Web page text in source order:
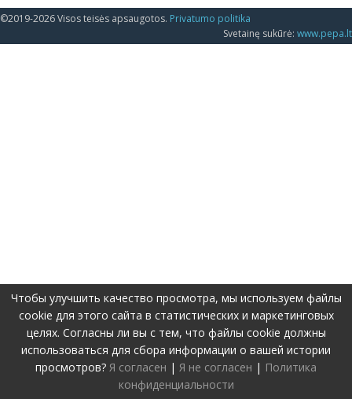
©2019-2026 Visos teisės apsaugotos. Privatumo politika
Svetainę sukūrė: www.pepa.lt
Чтобы улучшить качество просмотра, мы используем файлы
cookie для этого сайта в статистических и маркетинговых
целях. Согласны ли вы с тем, что файлы cookie должны
использоваться для сбора информации о вашей истории
просмотров? Я согласен | Я не согласен | Политика
конфиденциальности